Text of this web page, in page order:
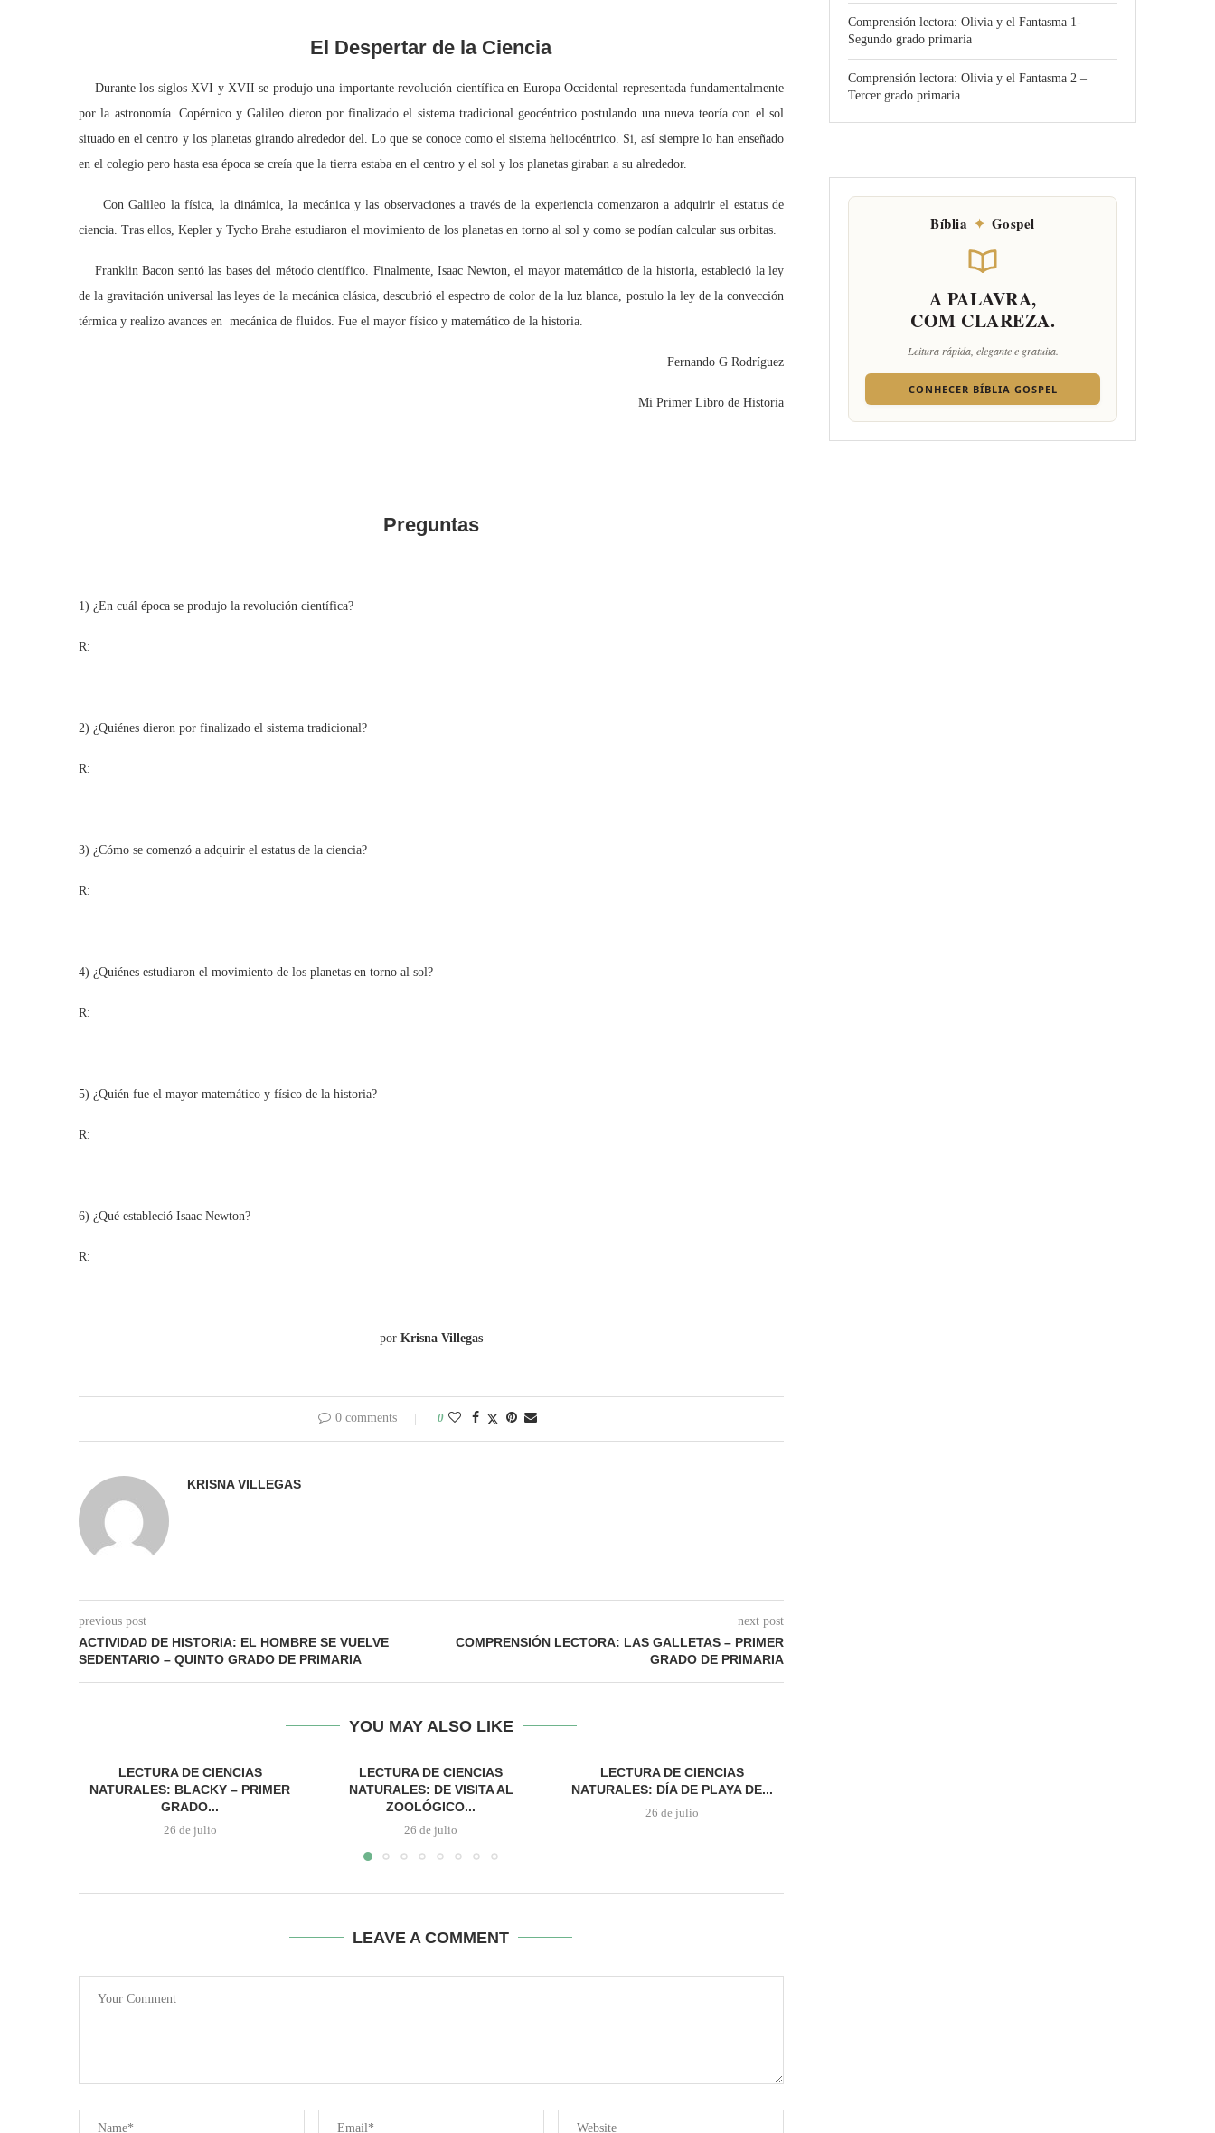
El Despertar de la Ciencia
Durante los siglos XVI y XVII se produjo una importante revolución científica en Europa Occidental representada fundamentalmente
por la astronomía. Copérnico y Galileo dieron por finalizado el sistema tradicional geocéntrico postulando una nueva teoría con el sol
situado en el centro y los planetas girando alrededor del. Lo que se conoce como el sistema heliocéntrico. Si, así siempre lo han enseñado
en el colegio pero hasta esa época se creía que la tierra estaba en el centro y el sol y los planetas giraban a su alrededor.
Con Galileo la física, la dinámica, la mecánica y las observaciones a través de la experiencia comenzaron a adquirir el estatus de
ciencia. Tras ellos, Kepler y Tycho Brahe estudiaron el movimiento de los planetas en torno al sol y como se podían calcular sus orbitas.
Franklin Bacon sentó las bases del método científico. Finalmente, Isaac Newton, el mayor matemático de la historia, estableció la ley
de la gravitación universal las leyes de la mecánica clásica, descubrió el espectro de color de la luz blanca, postulo la ley de la convección
térmica y realizo avances en mecánica de fluidos. Fue el mayor físico y matemático de la historia.
Fernando G Rodríguez
Mi Primer Libro de Historia
Preguntas
1) ¿En cuál época se produjo la revolución científica?
R:
2) ¿Quiénes dieron por finalizado el sistema tradicional?
R:
3) ¿Cómo se comenzó a adquirir el estatus de la ciencia?
R:
4) ¿Quiénes estudiaron el movimiento de los planetas en torno al sol?
R:
5) ¿Quién fue el mayor matemático y físico de la historia?
R:
6) ¿Qué estableció Isaac Newton?
R:
por Krisna Villegas
0 comments 0
KRISNA VILLEGAS
previous post
ACTIVIDAD DE HISTORIA: EL HOMBRE SE VUELVE
SEDENTARIO – QUINTO GRADO DE PRIMARIA
next post
COMPRENSIÓN LECTORA: LAS GALLETAS – PRIMER
GRADO DE PRIMARIA
YOU MAY ALSO LIKE
LECTURA DE CIENCIAS
NATURALES: BLACKY – PRIMER
GRADO...
26 de julio
LECTURA DE CIENCIAS
NATURALES: DE VISITA AL
ZOOLÓGICO...
26 de julio
LECTURA DE CIENCIAS
NATURALES: DÍA DE PLAYA DE...
26 de julio
LEAVE A COMMENT
Comprensión lectora: Olivia y el Fantasma 1-
Segundo grado primaria
Comprensión lectora: Olivia y el Fantasma 2 –
Tercer grado primaria
Bíblia ✦ Gospel
A PALAVRA,
COM CLAREZA.
Leitura rápida, elegante e gratuita.
CONHECER BÍBLIA GOSPEL